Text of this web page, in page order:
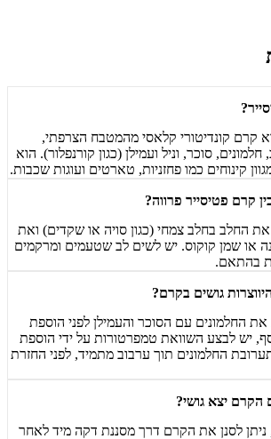
קרם קונדיטורי קלאסי מהמטבח הצרפתי,
סוכר, וניל ועמילן (כגון קורנפלור). הוא
קינוחים כמו פחזניות, טארטים ועוגות שכבות.
קרם פטיסייר פרווה?
את החלב בחלב צמחי (כגון סויה או שקדים) ואת
או שמן קוקוס. יש לשים לב שטעמים ומרקמים
בהתאם.
גושים בקרם?
החלמונים עם הסוכר והעמילן לפני הוספת
יש לבצע השוואת טמפרטורות על ידי הוספת
החלמונים תוך ערבוב מתמיד, לפני החזרת
יצא גושי?
ניתן לסנן את הקרם דרך מסננת דקה מיד לאחר